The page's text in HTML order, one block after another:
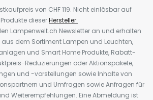
von CHF 119. Nicht einlösbar auf
Produkte dieserHersteller.
Lampenwelt.ch Newsletter an und erhalten
aus dem Sortiment Lampen und Leuchten,
und Smart Home Produkte, Rabatt-
Reduzierungen oder Aktionspakete,
und -vorstellungen sowie Inhalte von
und Umfragen sowie Anfragen für
Weiterempfehlungen. Eine Abmeldung ist